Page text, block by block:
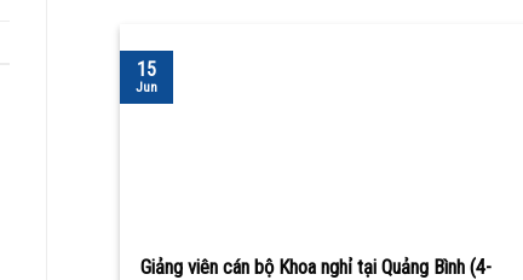
Giảng viên cán bộ Khoa nghỉ tại Quảng Bình (4-
15
Jun